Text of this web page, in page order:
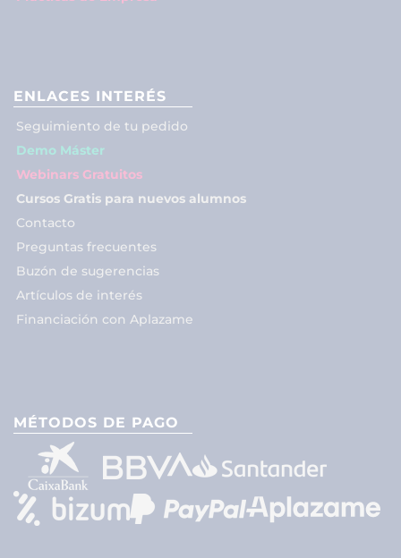
ENLACES INTERÉS
Seguimiento de tu pedido
Demo Máster
Webinars Gratuitos
Cursos Gratis para nuevos alumnos
Contacto
Preguntas frecuentes
Buzón de sugerencias
Artículos de interés
Financiación con Aplazame
MÉTODOS DE PAGO